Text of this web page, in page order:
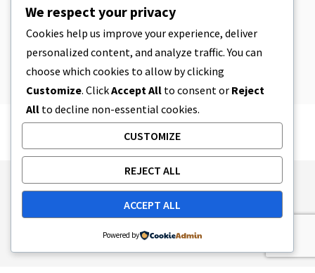
Masa de galletas de CBD y
comestibles de CBD increíblemente
sencillos que puedes preparar en
casa
LECTURA DE 4 MINUTOS
Publishing Principles
Ethics Policy
Corrections Policy
Feedback Policy
Ownership & Funding
Tag map
We respect your privacy
Cookies help us improve your experience, deliver
personalized content, and analyze traffic. You can
choose which cookies to allow by clicking
Customize. ClickAccept All to consent or Reject
All to decline non-essential cookies.
CUSTOMIZE
REJECT ALL
ACCEPT ALL
Powered by